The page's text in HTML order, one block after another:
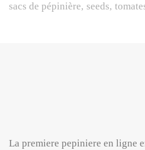
sacs de pépinière seeds
La premiere pepiniere en ligne